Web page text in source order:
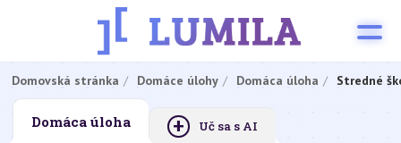
Domovská stránka Domáce úlohy Domáca úloha Stredné
Domáca úloha + Uč sa s AI